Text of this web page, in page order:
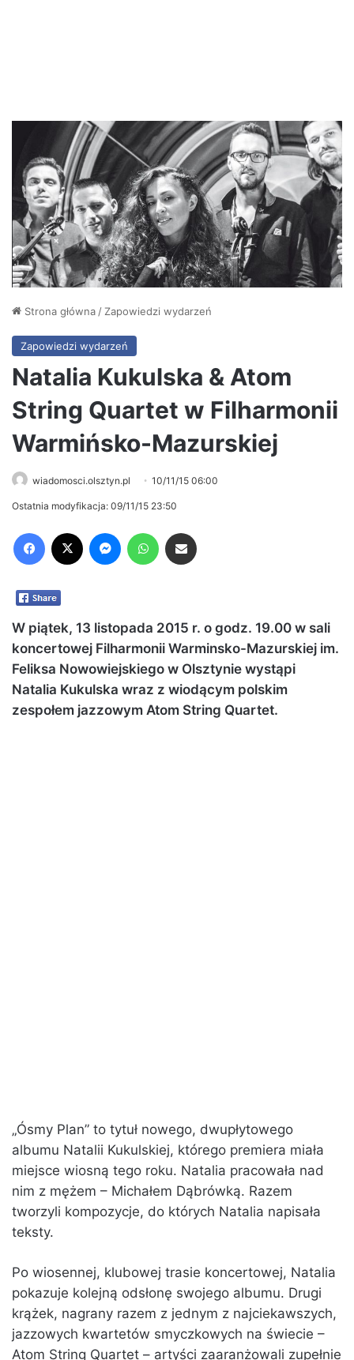
Strona główna / Zapowiedzi wydarzeń
Zapowiedzi wydarzeń
Natalia Kukulska & Atom
String Quartet w Filharmonii
Warmińsko-Mazurskiej
wiadomosci.olsztyn.pl 10/11/15 06:00
Ostatnia modyfikacja: 09/11/15 23:50
W piątek, 13 listopada 2015 r. o godz. 19.00 w sali
koncertowej Filharmonii Warminsko-Mazurskiej im.
Feliksa Nowowiejskiego w Olsztynie wystąpi
Natalia Kukulska wraz z wiodącym polskim
zespołem jazzowym Atom String Quartet.
„Ósmy Plan” to tytuł nowego, dwupłytowego
albumu Natalii Kukulskiej, którego premiera miała
miejsce wiosną tego roku. Natalia pracowała nad
nim z mężem – Michałem Dąbrówką. Razem
tworzyli kompozycje, do których Natalia napisała
teksty.
Po wiosennej, klubowej trasie koncertowej, Natalia
pokazuje kolejną odsłonę swojego albumu. Drugi
krążek, nagrany razem z jednym z najciekawszych,
jazzowych kwartetów smyczkowych na świecie –
Atom String Quartet – artyści zaaranżowali zupełnie